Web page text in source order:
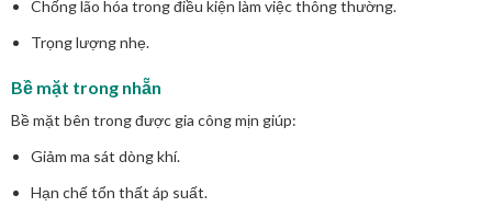
Chống lão hóa trong điều kiện làm việc thông thường.
Trọng lượng nhẹ.
Bề mặt trong nhẵn
Bề mặt bên trong được gia công mịn giúp:
Giảm ma sát dòng khí.
Hạn chế tổn thất áp suất.